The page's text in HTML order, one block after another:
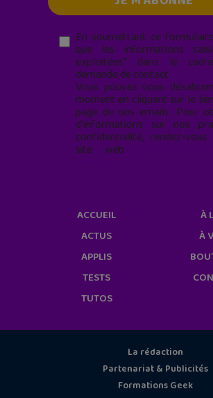
En soumettant ce
que les informations
exploitées* dans le
demande de contact.
Vous pouvez vous
moment en cliquant sur le
page de nos emails. Pour
d'informations sur nos
confidentialité, rendez-
site web
ACCUEIL
ACTUS
APPLIS
TESTS
TUTOS
À
À
La rédaction
Partenariat & Publicités
Formations Geek